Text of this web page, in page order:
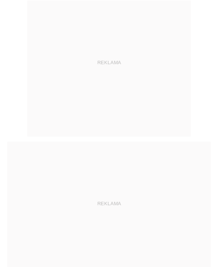
REKLAMA
REKLAMA